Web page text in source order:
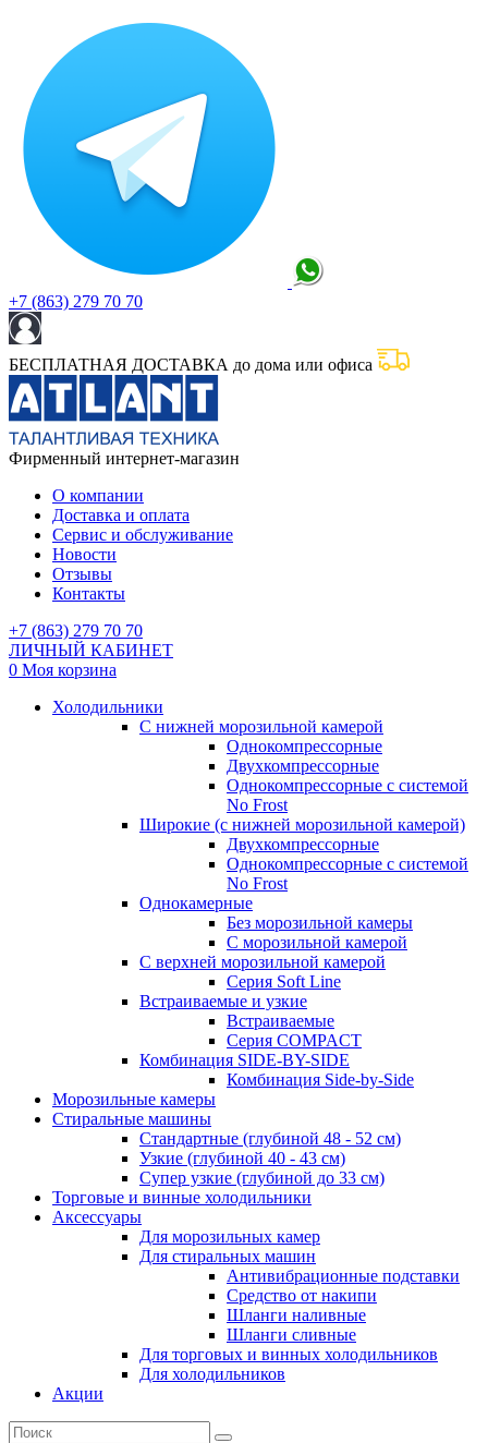
+7 (863) 279 70 70
БЕСПЛАТНАЯ ДОСТАВКА до дома или офиса
Фирменный интернет-магазин
О компании
Доставка и оплата
Сервис и обслуживание
Новости
Отзывы
Контакты
+7 (863) 279 70 70
ЛИЧНЫЙ КАБИНЕТ
0 Моя корзина
Холодильники
С нижней морозильной камерой
Однокомпрессорные
Двухкомпрессорные
Однокомпрессорные с системой
No Frost
Широкие (с нижней морозильной камерой)
Двухкомпрессорные
Однокомпрессорные с системой
No Frost
Однокамерные
Без морозильной камеры
С морозильной камерой
С верхней морозильной камерой
Серия Soft Line
Встраиваемые и узкие
Встраиваемые
Серия СOMPACT
Комбинация SIDE-BY-SIDE
Комбинация Side-by-Side
Морозильные камеры
Стиральные машины
Стандартные (глубиной 48 - 52 см)
Узкие (глубиной 40 - 43 см)
Супер узкие (глубиной до 33 см)
Торговые и винные холодильники
Аксессуары
Для морозильных камер
Для стиральных машин
Антивибрационные подставки
Средство от накипи
Шланги наливные
Шланги сливные
Для торговых и винных холодильников
Для холодильников
Акции